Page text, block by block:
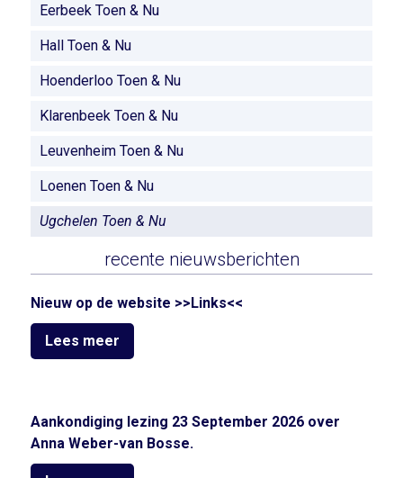
Eerbeek Toen & Nu
Hall Toen & Nu
Hoenderloo Toen & Nu
Klarenbeek Toen & Nu
Leuvenheim Toen & Nu
Loenen Toen & Nu
Ugchelen Toen & Nu
recente nieuwsberichten
Nieuw op de website >>Links<<
Lees meer
Aankondiging lezing 23 September 2026 over
Anna Weber-van Bosse.